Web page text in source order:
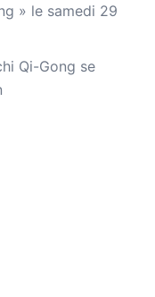
» le samedi 29
Qi-Gong se